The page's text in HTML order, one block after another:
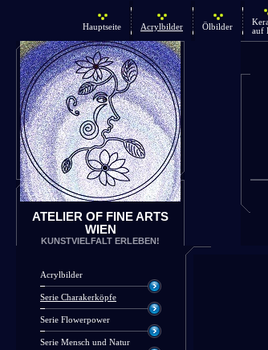
Hauptseite Acrylbilder Ölbilder
auf
ATELIER OF FINE ARTS
WIEN
KUNSTVIELFALT ERLEBEN!
Acrylbilder
Serie Charakerköpfe
Serie Flowerpower
Serie Mensch und Natur